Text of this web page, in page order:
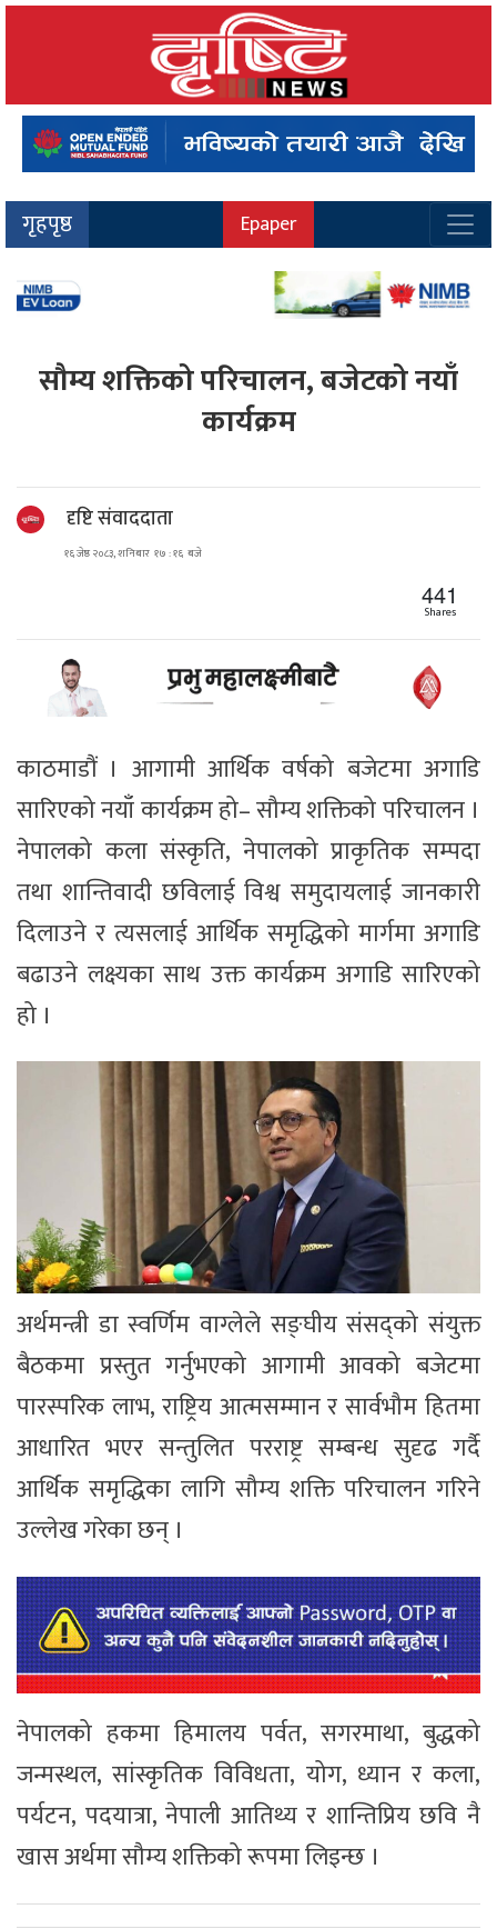
गृहपृष्ठ Epaper
सौम्य शक्तिको परिचालन, बजेटको नयाँ
कार्यक्रम
दृष्टि संवाददाता
१६ जेष्ठ २०८३, शनिबार १७ : १६ बजे
441
Shares
काठमाडौं । आगामी आर्थिक वर्षको बजेटमा अगाडि
सारिएको नयाँ कार्यक्रम हो– सौम्य शक्तिको परिचालन ।
नेपालको कला संस्कृति, नेपालको प्राकृतिक सम्पदा
तथा शान्तिवादी छविलाई विश्व समुदायलाई जानकारी
दिलाउने र त्यसलाई आर्थिक समृद्धिको मार्गमा अगाडि
बढाउने लक्ष्यका साथ उक्त कार्यक्रम अगाडि सारिएको
हो ।
अर्थमन्त्री डा स्वर्णिम वाग्लेले सङ्घीय संसद्को संयुक्त
बैठकमा प्रस्तुत गर्नुभएको आगामी आवको बजेटमा
पारस्परिक लाभ, राष्ट्रिय आत्मसम्मान र सार्वभौम हितमा
आधारित भएर सन्तुलित परराष्ट्र सम्बन्ध सुदृढ गर्दै
आर्थिक समृद्धिका लागि सौम्य शक्ति परिचालन गरिने
उल्लेख गरेका छन् ।
नेपालको हकमा हिमालय पर्वत, सगरमाथा, बुद्धको
जन्मस्थल, सांस्कृतिक विविधता, योग, ध्यान र कला,
पर्यटन, पदयात्रा, नेपाली आतिथ्य र शान्तिप्रिय छवि नै
खास अर्थमा सौम्य शक्तिको रूपमा लिइन्छ ।